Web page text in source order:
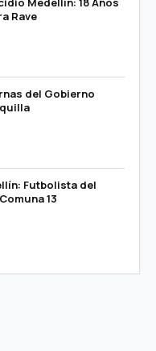
Rave
del Gobierno
Futbolista del
13